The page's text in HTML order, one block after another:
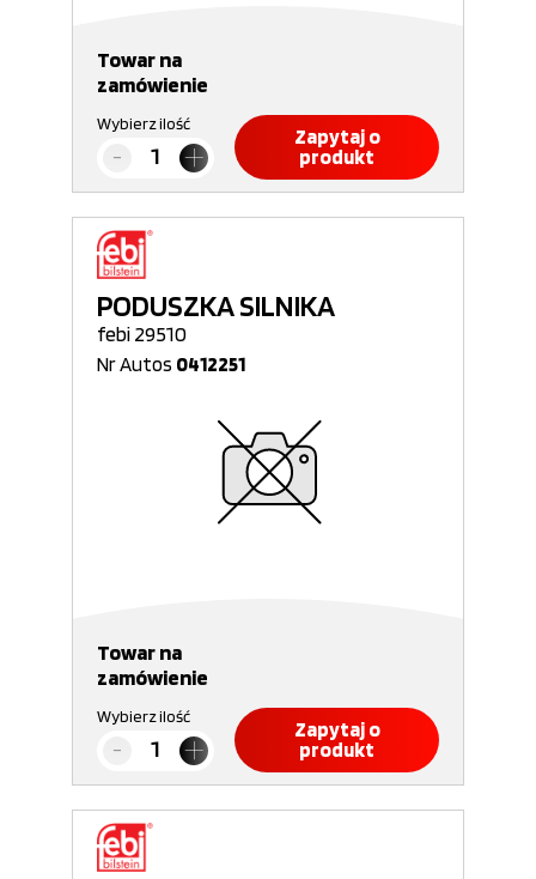
Towar na
zamówienie
Wybierz ilość
Zapytaj o
produkt
PODUSZKA SILNIKA
febi 29510
Nr Autos 0412251
Towar na
zamówienie
Wybierz ilość
Zapytaj o
produkt